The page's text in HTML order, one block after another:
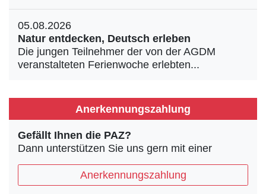
05.08.2026
Natur entdecken, Deutsch erleben
Die jungen Teilnehmer der von der AGDM
veranstalteten Ferienwoche erlebten...
Anerkennungszahlung
Gefällt Ihnen die PAZ?
Dann unterstützen Sie uns gern mit einer
Anerkennungszahlung